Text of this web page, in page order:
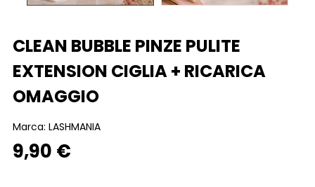
CLEAN BUBBLE PINZE PULITE
EXTENSION CIGLIA + RICARICA
OMAGGIO
Marca: LASHMANIA
9,90 €